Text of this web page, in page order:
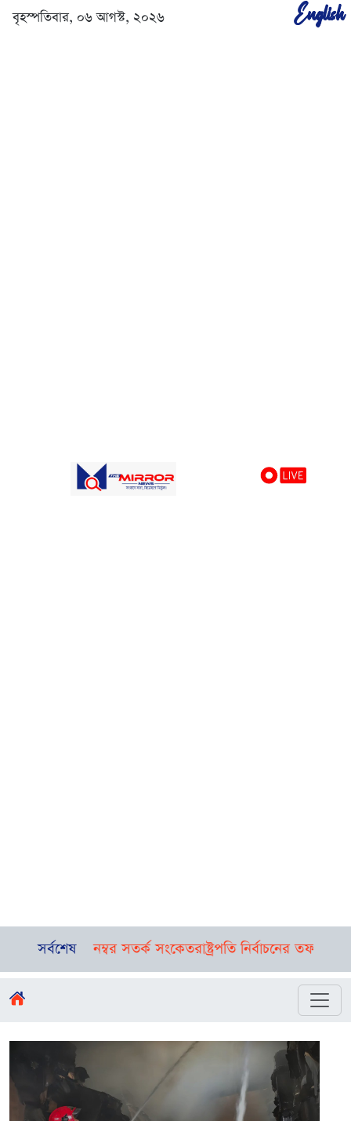
বৃহস্পতিবার, ০৬ আগস্ট, ২০২৬ English
সর্বশেষ
সতর্ক সংকেত রাষ্ট্রপতি নির্বাচনের তফসিল ঘোষণা, ভোটগ্রহণ